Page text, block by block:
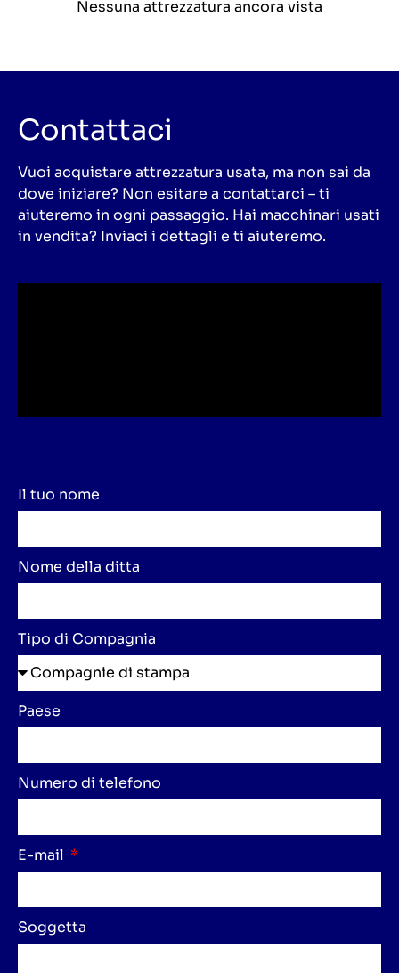
Nessuna attrezzatura ancora vista
Contattaci
Vuoi acquistare attrezzatura usata, ma non sai da
dove iniziare? Non esitare a contattarci – ti
aiuteremo in ogni passaggio. Hai macchinari usati
in vendita? Inviaci i dettagli e ti aiuteremo.
Il tuo nome
Nome della ditta
Tipo di Compagnia
Paese
Numero di telefono
E-mail
Soggetta